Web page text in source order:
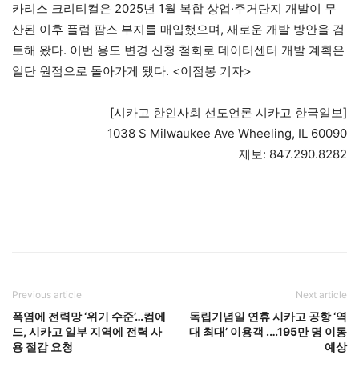
카리스 크리티컬은 2025년 1월 복합 상업·주거단지 개발이 무
산된 이후 플럼 팜스 부지를 매입했으며, 새로운 개발 방안을 검
토해 왔다. 이번 용도 변경 신청 철회로 데이터센터 개발 계획은
일단 원점으로 돌아가게 됐다. <이점봉 기자>
[시카고 한인사회 선도언론 시카고 한국일보]
1038 S Milwaukee Ave Wheeling, IL 60090
제보: 847.290.8282
Previous article
폭염에 전력망 ‘위기 수준’…컴에
드, 시카고 일부 지역에 전력 사
용 절감 요청
Next article
독립기념일 연휴 시카고 공항 ‘역
대 최대’ 이용객 .…195만 명 이동
예상